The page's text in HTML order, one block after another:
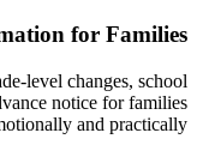
for Families
level changes, school
notice for families
and practically.